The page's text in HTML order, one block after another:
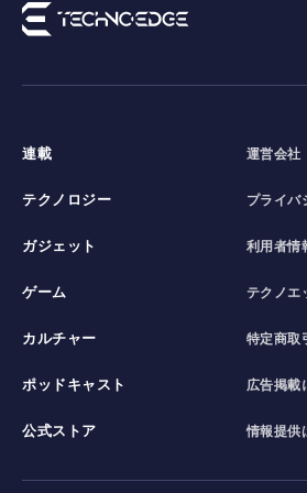
連載
テクノロジー
ガジェット
ゲーム
カルチャー
ポッドキャスト
公式ストア
運営会社
プライバ
利用者情
テクノエ
特定商取
広告掲載
情報提供